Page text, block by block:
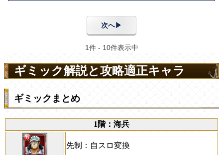
ギミック解説と攻略適正キャラ
ギミックまとめ
1階：海兵
先制：自スロ変換